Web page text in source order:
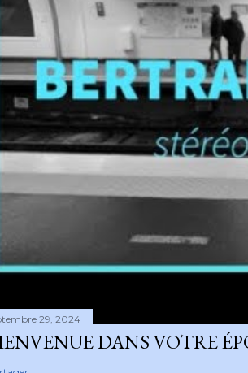
29, 2024
DANS VOTRE